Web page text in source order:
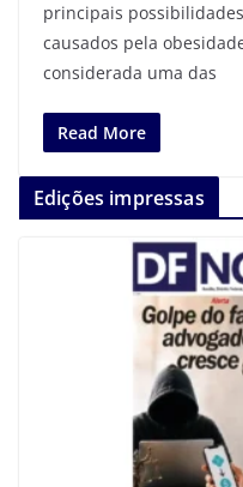
principais
causados pela
considerada uma das
Read More
Edições impressas